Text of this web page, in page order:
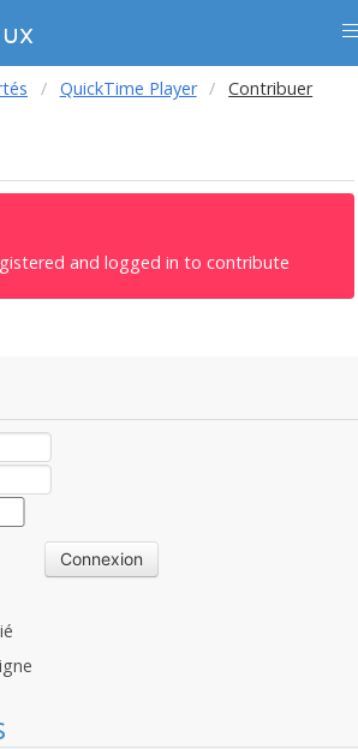
QuickTime Player Contribuer
and logged in to contribute